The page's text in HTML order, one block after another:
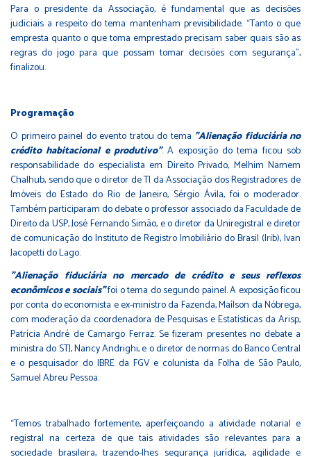
Para o presidente da Associação, é fundamental que as decisões
judiciais a respeito do tema mantenham previsibilidade. “Tanto o que
empresta quanto o que toma emprestado precisam saber quais são as
regras do jogo para que possam tomar decisões com segurança”,
finalizou.
Programação
O primeiro painel do evento tratou do tema "Alienação fiduciária no
crédito habitacional e produtivo". A exposição do tema ficou sob
responsabilidade do especialista em Direito Privado, Melhim Namem
Chalhub, sendo que o diretor de TI da Associação dos Registradores de
Imóveis do Estado do Rio de Janeiro, Sérgio Ávila, foi o moderador.
Também participaram do debate o professor associado da Faculdade de
Direito da USP, José Fernando Simão, e o diretor da Uniregistral e diretor
de comunicação do Instituto de Registro Imobiliário do Brasil (Irib), Ivan
Jacopetti do Lago.
"Alienação fiduciária no mercado de crédito e seus reflexos
econômicos e sociais"foi o tema do segundo painel. A exposição ficou
por conta do economista e ex-ministro da Fazenda, Maílson da Nóbrega,
com moderação da coordenadora de Pesquisas e Estatísticas da Arisp,
Patrícia André de Camargo Ferraz. Se fizeram presentes no debate a
ministra do STJ, Nancy Andrighi, e o diretor de normas do Banco Central
e o pesquisador do IBRE da FGV e colunista da Folha de São Paulo,
Samuel Abreu Pessoa.
“Temos trabalhado fortemente, aperfeiçoando a atividade notarial e
registral na certeza de que tais atividades são relevantes para a
sociedade brasileira, trazendo-lhes segurança jurídica, agilidade e